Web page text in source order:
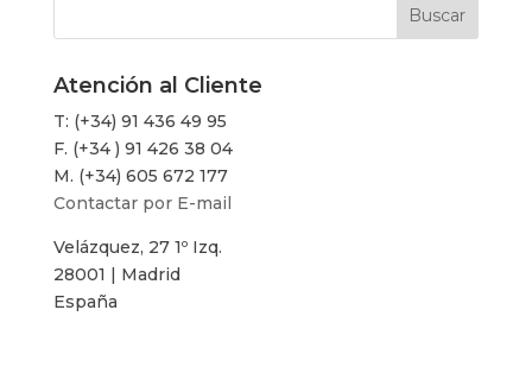
Atención al Cliente
T: (+34) 91 436 49 95
F. (+34 ) 91 426 38 04
M. (+34) 605 672 177
Contactar por E-mail
Velázquez, 27 1º Izq.
28001 | Madrid
España